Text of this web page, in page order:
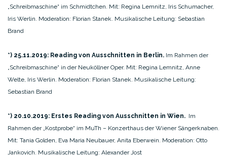
„Schreibmaschine“ im Schmidtchen. Mit: Regina Lemnitz, Iris Schumacher,
Iris Werlin. Moderation: Florian Stanek. Musikalische Leitung: Sebastian
Brand
*) 25.11.2019: Reading von Ausschnitten in Berlin. Im Rahmen der
„Schreibmaschine“ in der Neuköllner Oper. Mit: Regina Lemnitz, Anne
Welte, Iris Werlin. Moderation: Florian Stanek. Musikalische Leitung:
Sebastian Brand
*) 20.10.2019: Erstes Reading von Ausschnitten in Wien. Im
Rahmen der „Kostprobe“ im MuTh – Konzerthaus der Wiener Sängerknaben.
Mit: Tania Golden, Eva Maria Neubauer, Anita Eberwein. Moderation: Otto
Jankovich. Musikalische Leitung: Alexander Jost